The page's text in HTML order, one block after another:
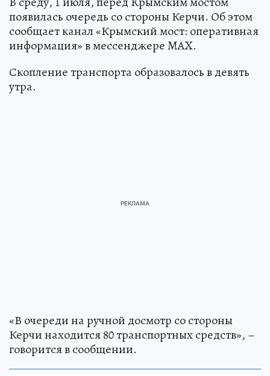
появилась очередь со стороны Керчи. Об этом
сообщает канал «Крымский мост: оперативная
информация» в мессенджере MAX.
Скопление транспорта образовалось в девять
утра.
«В очереди на ручной досмотр со стороны
Керчи находится 80 транспортных средств», –
говорится в сообщении.